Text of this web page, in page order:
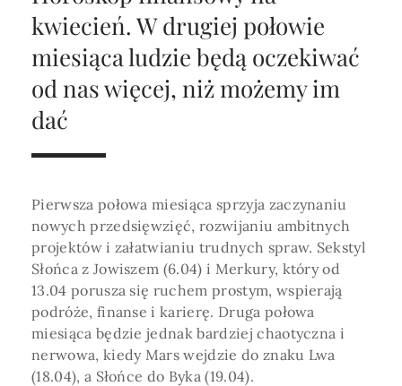
Horoskop Roczny 2026
Horoskop Miłosny
Horoskop Dziecięcy
Horoskop Biznesowy
Horoskop Zdrowotny
Horoskop Numerologiczny na 2026
Horoskop Ziołowy
Horoskop Chiński 2026
Horoskop Egipski
Horoskop Słowiański
Magia
Amulety i talizmany
ABC Kosmogramu
Niezwykły świat
Tarot3 karty
Magia imion
Sekshoroskop
Przepowiednia
TarotKrzyż Celtycki
medycznej ani finansowej.
KURSY
SKLEP
PROFIL
SZUKAJ
ZAPRASZAMY DO ŚLEDZENIA ASTROMAGII
kwiecień. W drugiej połowie
miesiąca ludzie będą oczekiwać
od nas więcej, niż możemy im
dać
Pierwsza połowa miesiąca sprzyja zaczynaniu
nowych przedsięwzięć, rozwijaniu ambitnych
projektów i załatwianiu trudnych spraw. Sekstyl
Słońca z Jowiszem (6.04) i Merkury, który od
13.04 porusza się ruchem prostym, wspierają
podróże, finanse i karierę. Druga połowa
miesiąca będzie jednak bardziej chaotyczna i
nerwowa, kiedy Mars wejdzie do znaku Lwa
(18.04), a Słońce do Byka (19.04).